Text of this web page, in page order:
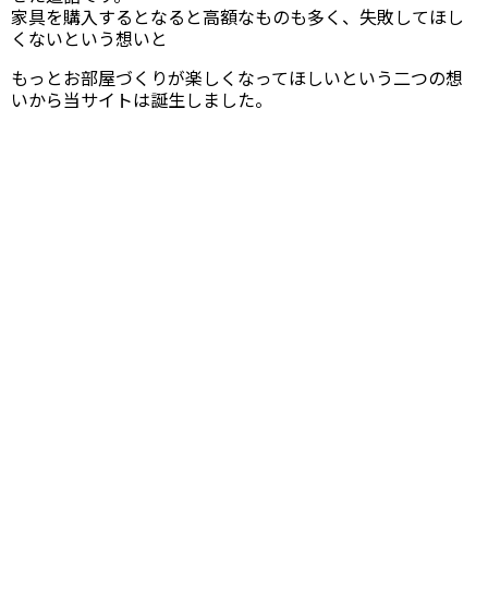
家具を購入するとなると高額なものも多く、失敗してほし
くないという想いと
もっとお部屋づくりが楽しくなってほしいという二つの想
いから当サイトは誕生しました。